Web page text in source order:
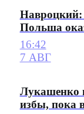
Навроцкий:
Польша
16:42
7 АВГ
Лукашенко
избы, пока